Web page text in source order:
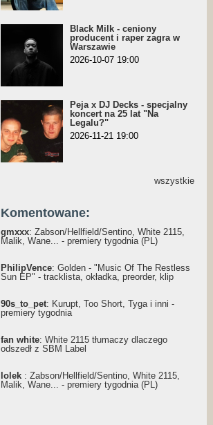
Black Milk - ceniony
producent i raper zagra w
Warszawie
2026-10-07 19:00
Peja x DJ Decks - specjalny
koncert na 25 lat "Na
Legalu?"
2026-11-21 19:00
wszystkie
Komentowane:
gmxxx: Żabson/Hellfield/Sentino, White 2115,
Malik, Wane... - premiery tygodnia (PL)
PhilipVence: Golden - "Music Of The Restless
Sun EP" - tracklista, okładka, preorder, klip
90s_to_pet: Kurupt, Too Short, Tyga i inni -
premiery tygodnia
fan white: White 2115 tłumaczy dlaczego
odszedł z SBM Label
lolek : Żabson/Hellfield/Sentino, White 2115,
Malik, Wane... - premiery tygodnia (PL)